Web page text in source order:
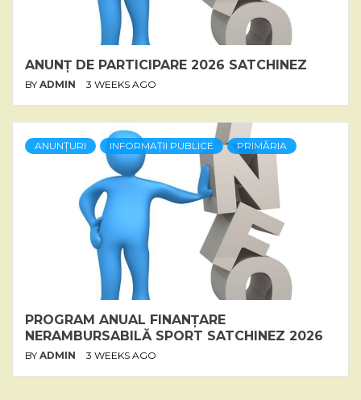
ANUNȚ DE PARTICIPARE 2026 SATCHINEZ
BY ADMIN 3 WEEKS AGO
ANUNȚURI INFORMAȚII PUBLICE PRIMĂRIA
PROGRAM ANUAL FINANȚARE
NERAMBURSABILĂ SPORT SATCHINEZ 2026
BY ADMIN 3 WEEKS AGO